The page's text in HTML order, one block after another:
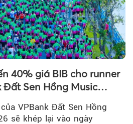
40% giá BIB cho runner
Sen Hồng Music
VPBank Đất Sen Hồng
sẽ khép lại vào ngày